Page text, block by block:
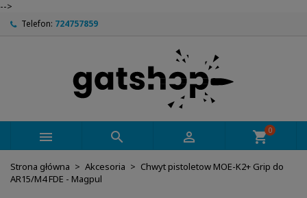
-->
Telefon: 724757859
   shopping_cart0
Strona główna Akcesoria
Chwyt pistoletow MOE-K2+ Grip do
AR15/M4 FDE - Magpul